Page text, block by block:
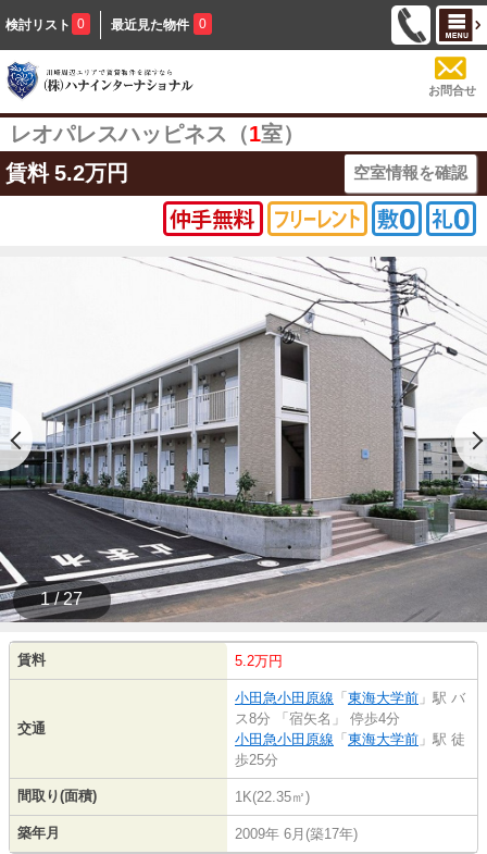
検討リスト 0 最近見た物件 0
お問合せ
レオパレスハッピネス（1室）
賃料 5.2万円 空室情報を確認
1 / 27
賃料 5.2万円
交通
小田急小田原線 「 東海大学前 」駅 バ
ス8分 「宿矢名」 停歩4分
小田急小田原線 「 東海大学前 」駅 徒
歩25分
間取り(面積) 1K(22.35㎡)
築年月 2009年 6月(築17年)